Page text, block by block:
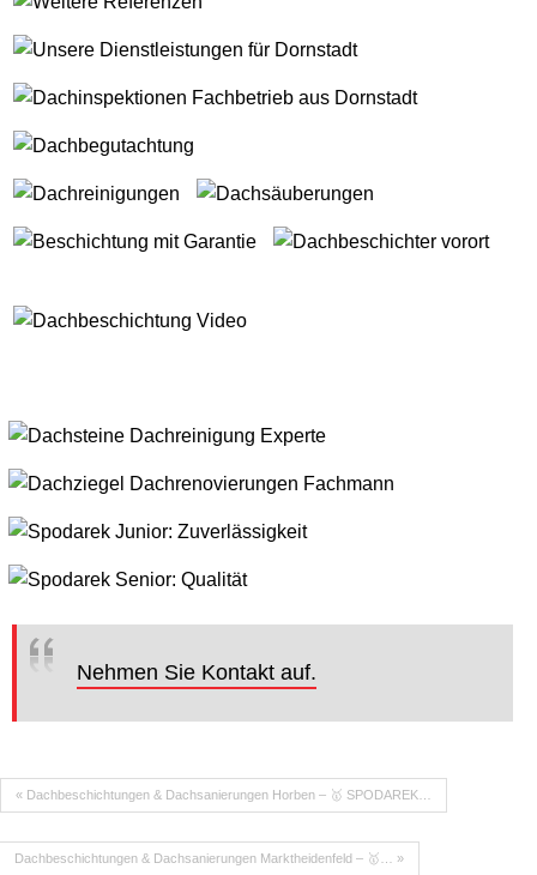
Nehmen Sie Kontakt auf.
« Dachbeschichtungen & Dachsanierungen Horben – 🥇 SPODAREK…
Dachbeschichtungen & Dachsanierungen Marktheidenfeld – 🥇… »